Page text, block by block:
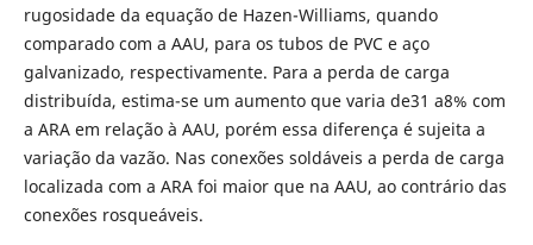
rugosidade da equação de Hazen-Williams, quando
comparado com a AAU, para os tubos de PVC e aço
galvanizado, respectivamente. Para a perda de carga
distribuída, estima-se um aumento que varia de31 a8% com
a ARA em relação à AAU, porém essa diferença é sujeita a
variação da vazão. Nas conexões soldáveis a perda de carga
localizada com a ARA foi maior que na AAU, ao contrário das
conexões rosqueáveis.